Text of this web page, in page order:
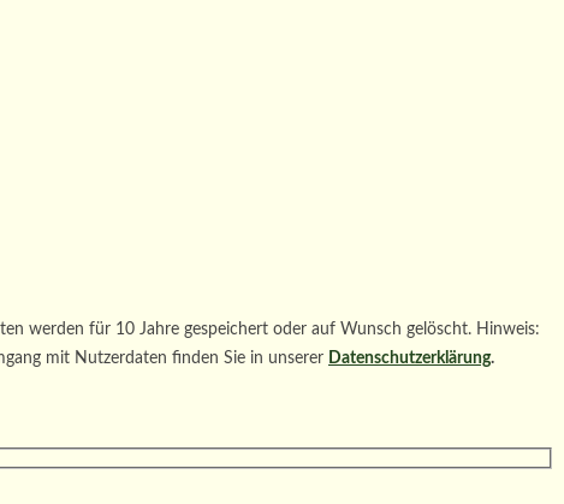
werden für 10 Jahre gespeichert oder auf Wunsch gelöscht. Hinweis:
mit Nutzerdaten finden Sie in unserer Datenschutzerklärung.